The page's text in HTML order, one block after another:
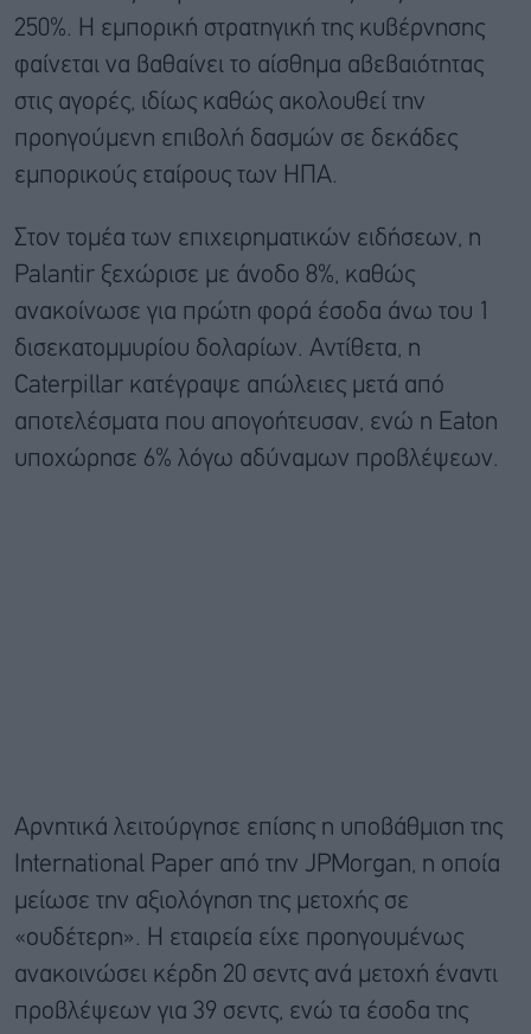
250%. Η εμπορική στρατηγική της κυβέρνησης
φαίνεται να βαθαίνει το αίσθημα αβεβαιότητας
στις αγορές, ιδίως καθώς ακολουθεί την
προηγούμενη επιβολή δασμών σε δεκάδες
εμπορικούς εταίρους των ΗΠΑ.
Στον τομέα των επιχειρηματικών ειδήσεων, η
Palantir ξεχώρισε με άνοδο 8%, καθώς
ανακοίνωσε για πρώτη φορά έσοδα άνω του 1
δισεκατομμυρίου δολαρίων. Αντίθετα, η
Caterpillar κατέγραψε απώλειες μετά από
αποτελέσματα που απογοήτευσαν, ενώ η Eaton
υποχώρησε 6% λόγω αδύναμων προβλέψεων.
Αρνητικά λειτούργησε επίσης η υποβάθμιση της
International Paper από την JPMorgan, η οποία
μείωσε την αξιολόγηση της μετοχής σε
«ουδέτερη». Η εταιρεία είχε προηγουμένως
ανακοινώσει κέρδη 20 σεντς ανά μετοχή έναντι
προβλέψεων για 39 σεντς, ενώ τα έσοδα της